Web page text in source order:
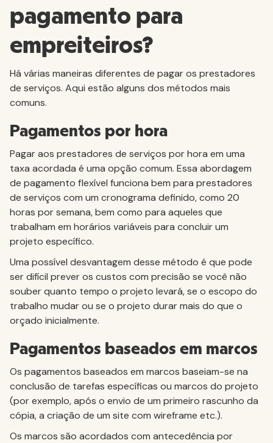
pagamento para
empreiteiros?
Há várias maneiras diferentes de pagar os prestadores
de serviços. Aqui estão alguns dos métodos mais
comuns.
Pagamentos por hora
Pagar aos prestadores de serviços por hora em uma
taxa acordada é uma opção comum. Essa abordagem
de pagamento flexível funciona bem para prestadores
de serviços com um cronograma definido, como 20
horas por semana, bem como para aqueles que
trabalham em horários variáveis para concluir um
projeto específico.
Uma possível desvantagem desse método é que pode
ser difícil prever os custos com precisão se você não
souber quanto tempo o projeto levará, se o escopo do
trabalho mudar ou se o projeto durar mais do que o
orçado inicialmente.
Pagamentos baseados em marcos
Os pagamentos baseados em marcos baseiam-se na
conclusão de tarefas específicas ou marcos do projeto
(por exemplo, após o envio de um primeiro rascunho da
cópia, a criação de um site com wireframe etc.).
Os marcos são acordados com antecedência por